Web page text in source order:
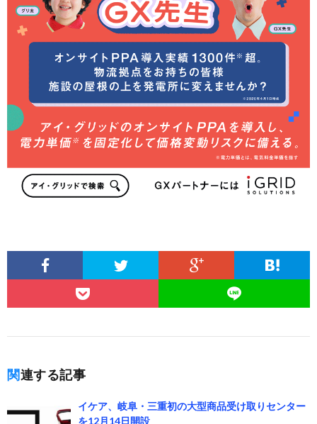
関連する記事
イケア、岐阜・三重初の大型商品受け取りセンター
を12月14日開設